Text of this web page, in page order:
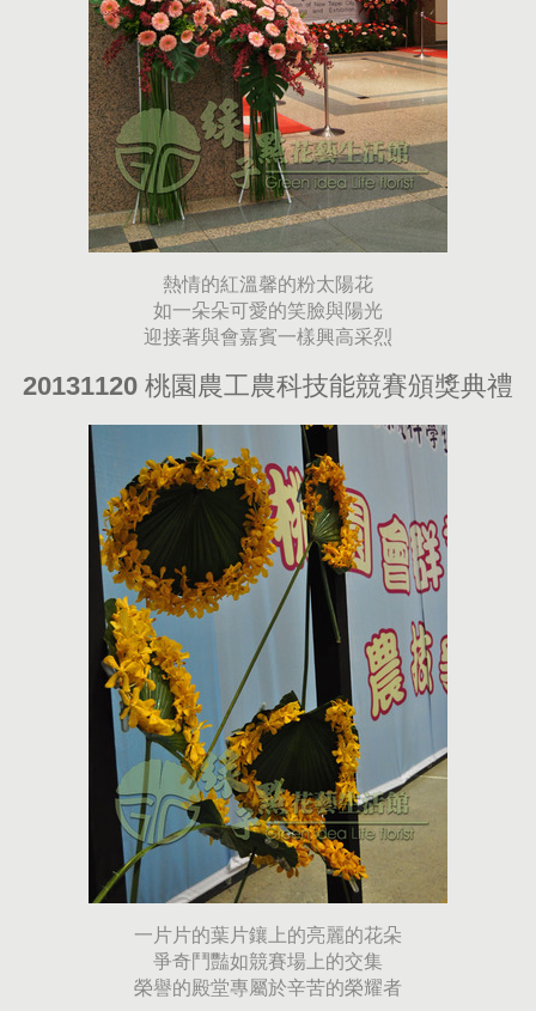
熱情的紅溫馨的粉太陽花
如一朵朵可愛的笑臉與陽光
迎接著與會嘉賓一樣興高采烈
20131120 桃園農工農科技能競賽頒獎典禮
一片片的葉片鑲上的亮麗的花朵
爭奇鬥豔如競賽場上的交集
榮譽的殿堂專屬於辛苦的榮耀者